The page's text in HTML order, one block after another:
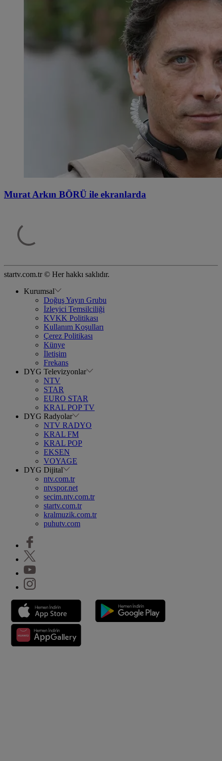
Murat Arkın BÖRÜ ile ekranlarda
startv.com.tr © Her hakkı saklıdır.
Kurumsal
Doğuş Yayın Grubu
İzleyici Temsilciliği
KVKK Politikası
Kullanım Koşulları
Çerez Politikası
Künye
İletişim
Frekans
DYG Televizyonlar
NTV
STAR
EURO STAR
KRAL POP TV
DYG Radyolar
NTV RADYO
KRAL FM
KRAL POP
EKSEN
VOYAGE
DYG Dijital
ntv.com.tr
ntvspor.net
secim.ntv.com.tr
startv.com.tr
kralmuzik.com.tr
puhutv.com